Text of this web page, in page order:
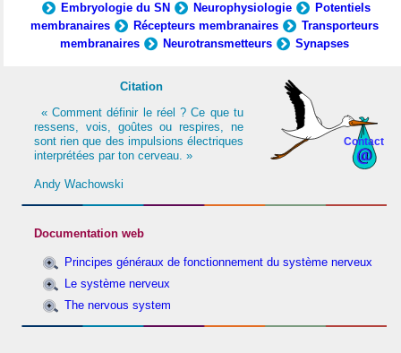
Embryologie du SN
Neurophysiologie
Potentiels
membranaires
Récepteurs membranaires
Transporteurs
membranaires
Neurotransmetteurs Synapses
Contact
Citation
« Comment définir le réel ? Ce que tu
ressens, vois, goûtes ou respires, ne
sont rien que des impulsions électriques
interprétées par ton cerveau. »
Andy Wachowski
Documentation web
Principes généraux de fonctionnement du système nerveux
Le système nerveux
The nervous system